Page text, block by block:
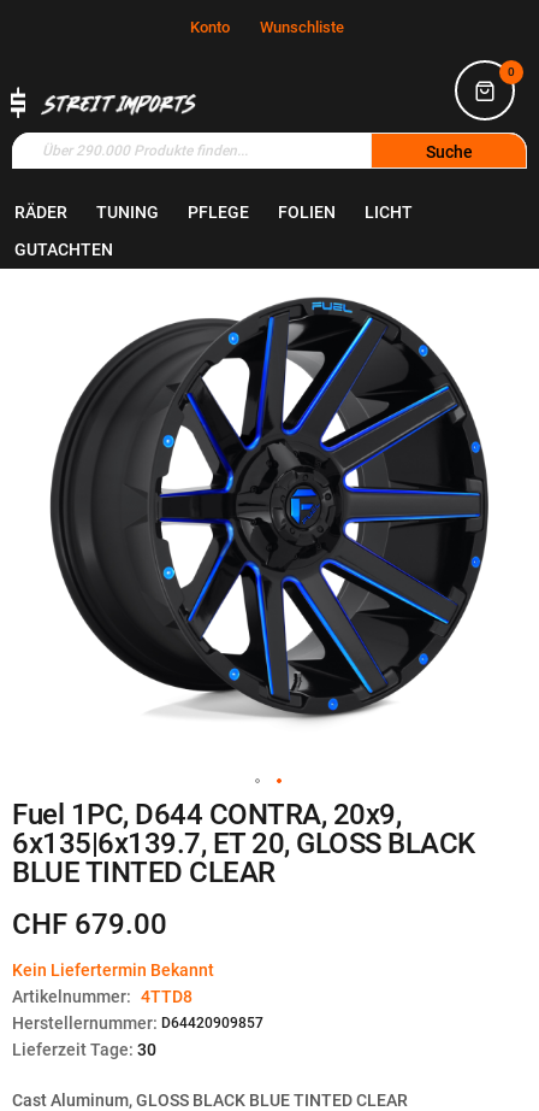
Konto Wunschliste
0
Suche
RÄDER TUNING PFLEGE FOLIEN
LICHT
GUTACHTEN
Zum
Ende
Zum
Anfang
der
Bildgalerie
springen
Fuel 1PC, D644 CONTRA, 20x9,
6x135|6x139.7, ET 20, GLOSS BLACK
BLUE TINTED CLEAR
CHF 679.00
Kein Liefertermin Bekannt
Artikelnummer: 4TTD8
Herstellernummer: D64420909857
Lieferzeit Tage: 30
Cast Aluminum, GLOSS BLACK BLUE TINTED CLEAR